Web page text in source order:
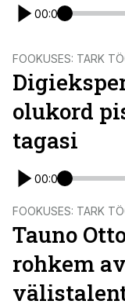
00:00
FOOKUSES: TARK
olukord
tagasi
00:00
FOOKUSES: TARK
Tauno
rohkem